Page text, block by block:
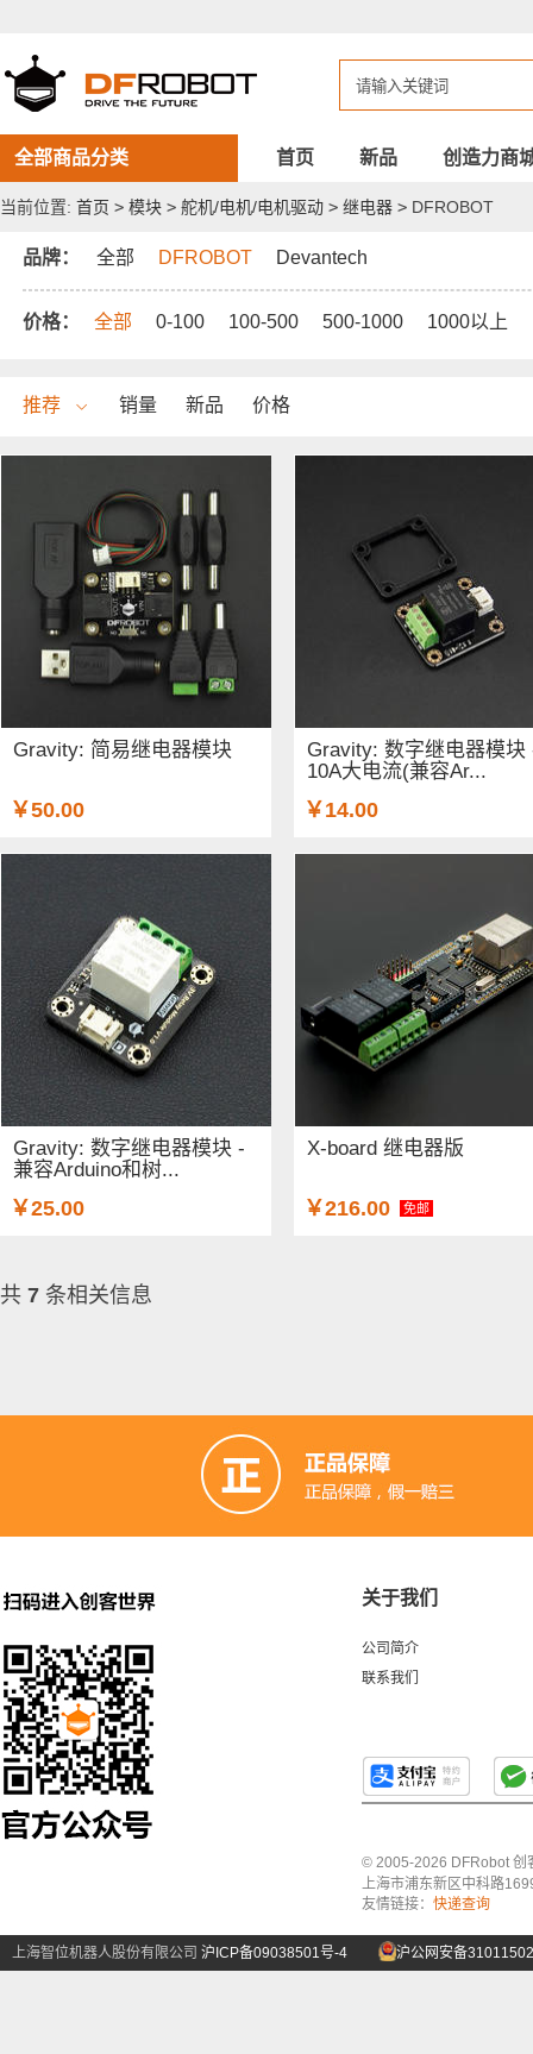
器
全部商品分类 首页 新品 创造力商
当前位置: 首页 > 模块 > 舵机/电机/电机驱动 > 继电器 > DFROBOT
品牌： 全部 DFROBOT Devantech
价格： 全部 0-100 100-500 500-1000 1000以上
推荐 销量 新品 价格
Gravity: 简易继电器模块
￥50.00
Gravity: 数字继电器模块
10A大电流(兼容Ar...
￥14.00
Gravity: 数字继电器模块 -
兼容Arduino和树...
￥25.00
X-board 继电器版
￥216.00 免邮
共 7 条相关信息
关于我们
公司简介
联系我们
© 2005-2026 DFRobot 创
上海市浦东新区中科路
友情链接： 快递查询
上海智位机器人股份有限公司 沪ICP备09038501号-4 沪公网安备